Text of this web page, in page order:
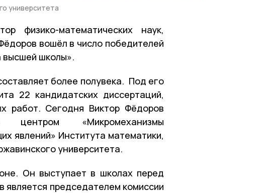
университета
физико-математических наук,
вошёл в число победителей
высшей школы».
более полувека. Под его
22 кандидатских диссертаций,
работ. Сегодня Виктор Фёдоров
центром «Микромеханизмы
явлений» Института математики,
университета.
Он выступает в школах перед
является председателем комиссии